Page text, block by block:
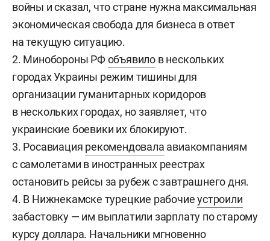
войны и сказал, что стране нужна максимальная
экономическая свобода для бизнеса в ответ
на текущую ситуацию.
2. Минобороны РФобъявило в нескольких
городах Украины режим тишины для
организации гуманитарных коридоров
в нескольких городах, но заявляет, что
украинские боевики их блокируют.
3. Росавиация рекомендовала авиакомпаниям
с самолетами в иностранных реестрах
остановить рейсы за рубеж с завтрашнего дня.
4. В Нижнекамске турецкие рабочиеустроили
забастовку — им выплатили зарплату по старому
курсу доллара. Начальники мгновенно